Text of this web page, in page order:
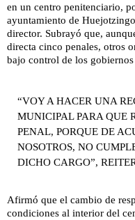
en un centro penitenciario,
ayuntamiento de
director. Subrayó que,
directa cinco penales, otros
bajo control de los
“VOY A HACER UNA
MUNICIPAL PARA QUE
PENAL, PORQUE DE
NOSOTROS, NO
DICHO CARGO”,
Afirmó que el cambio de
condiciones al interior del